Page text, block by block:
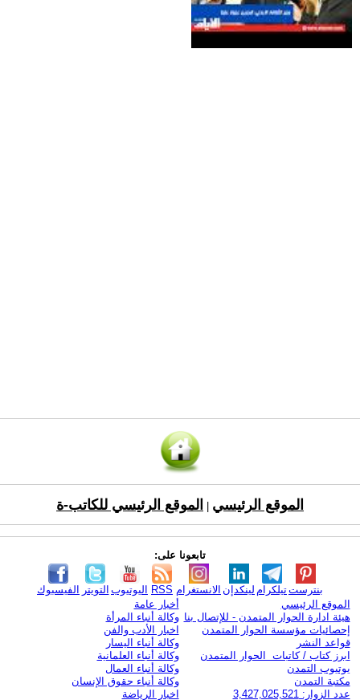
الموقع الرئيسي الموقع الرئيسي للكاتب-ة
تابعونا على:
الفيسبوك التويتر اليوتيوب RSS الانستغرام لينكدإن تيلكرامبنترست
الموقع الرئيسي
هيئة ادارة الحوار المتمدن - للإتصال بنا
إحصائيات مؤسسة الحوار المتمدن
قواعد النشر
ابرز كتاب / كاتبات الحوار المتمدن
يوتيوب التمدن
مكتبة التمدن
عدد الزوار: 3,427,025,521
أخبار عامة
وكالة أنباء المرأة
اخبار الأدب والفن
وكالة أنباء اليسار
وكالة أنباء العلمانية
وكالة أنباء العمال
وكالة أنباء حقوق الإنسان
اخبار الرياضة